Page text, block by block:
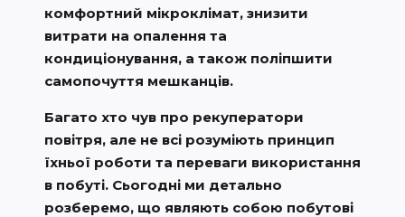
комфортний мікроклімат, знизити
витрати на опалення та
кондиціонування, а також поліпшити
самопочуття мешканців.
Багато хто чув про рекуператори
повітря, але не всі розуміють принцип
їхньої роботи та переваги використання
в побуті. Сьогодні ми детально
розберемо, що являють собою побутові